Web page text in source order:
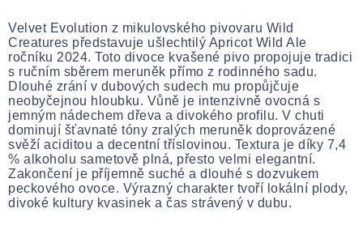
Velvet Evolution z mikulovského pivovaru Wild
Creatures představuje ušlechtilý Apricot Wild Ale
ročníku 2024. Toto divoce kvašené pivo propojuje tradici
s ručním sběrem meruněk přímo z rodinného sadu.
Dlouhé zrání v dubových sudech mu propůjčuje
neobyčejnou hloubku. Vůně je intenzivně ovocná s
jemným nádechem dřeva a divokého profilu. V chuti
dominují šťavnaté tóny zralých meruněk doprovázené
svěží aciditou a decentní tříslovinou. Textura je díky 7,4
% alkoholu sametově plná, přesto velmi elegantní.
Zakončení je příjemně suché a dlouhé s dozvukem
peckového ovoce. Výrazný charakter tvoří lokální plody,
divoké kultury kvasinek a čas strávený v dubu.